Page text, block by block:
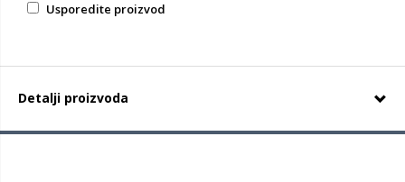
Usporedite proizvod
Detalji proizvoda